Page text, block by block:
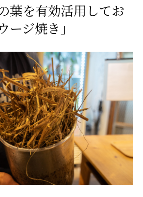
葉を有効活用してお
ージ焼き」